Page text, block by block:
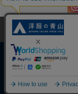
Copyright ©
当サイトでは、快適な
しています。閲覧を続
します。詳細については